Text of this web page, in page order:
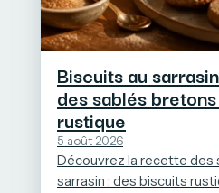
Biscuits au
des sablés
rustique
5 août 2026
Découvrez la recette des
sarrasin : des biscuits